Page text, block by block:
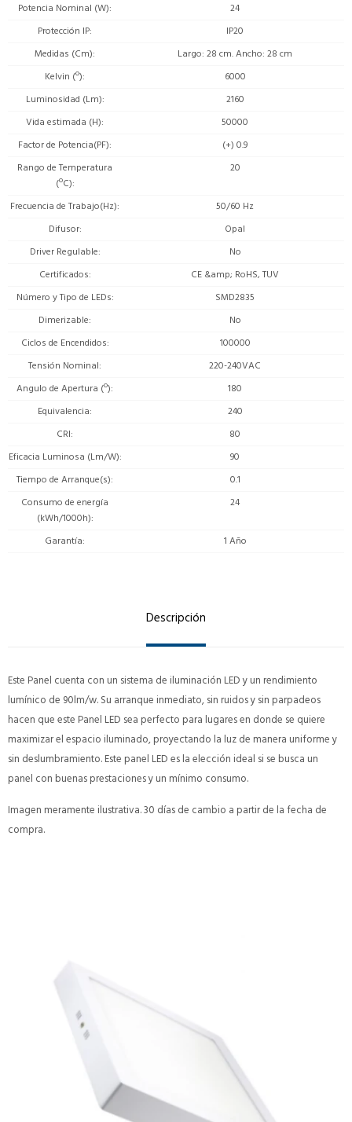
Potencia Nominal (W)
24
Protección IP
IP20
Medidas (Cm)
Largo: 28 cm. Ancho: 28 cm
Kelvin (º)
6000
Luminosidad (Lm)
2160
Vida estimada (H)
50000
Factor de Potencia(PF)
(+) 0.9
Rango de Temperatura
(ºC)
20
Frecuencia de Trabajo(Hz)
50/60 Hz
Difusor
Opal
Driver Regulable
No
Certificados
CE &amp; RoHS, TUV
Número y Tipo de LEDs
SMD2835
Dimerizable
No
Ciclos de Encendidos
100000
Tensión Nominal
220-240VAC
Angulo de Apertura (º)
180
Equivalencia
240
CRI
80
Eficacia Luminosa (Lm/W)
90
Tiempo de Arranque(s)
0.1
Consumo de energía
(kWh/1000h)
24
Garantía 1 Año
Descripción
Este Panel cuenta con un sistema de iluminación LED y un rendimiento
lumínico de 90lm/w. Su arranque inmediato, sin ruidos y sin parpadeos
hacen que este Panel LED sea perfecto para lugares en donde se quiere
maximizar el espacio iluminado, proyectando la luz de manera uniforme y
sin deslumbramiento. Este panel LED es la elección ideal si se busca un
panel con buenas prestaciones y un mínimo consumo.
Imagen meramente ilustrativa. 30 días de cambio a partir de la fecha de
compra.